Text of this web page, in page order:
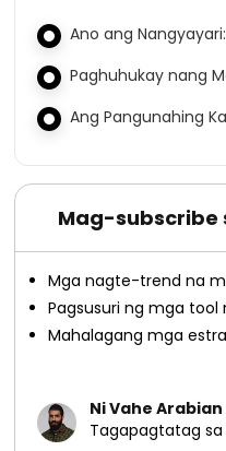
Ano ang Nangyayari:
Paghuhukay nang
Ang Pangunahing
Mag-subscribe
Mga nagte-trend na
Pagsusuri ng mga
Mahalagang mga
Ni Vahe Arabian
Tagapagtatag sa